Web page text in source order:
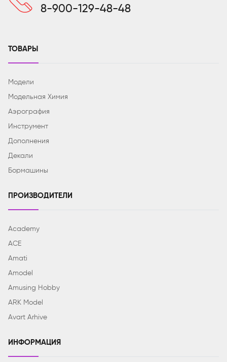
8-900-129-48-48
ТОВАРЫ
Модели
Модельная Химия
Аэрография
Инструмент
Дополнения
Декали
Бормашины
ПРОИЗВОДИТЕЛИ
Academy
ACE
Amati
Amodel
Amusing Hobby
ARK Model
Avart Arhive
ИНФОРМАЦИЯ